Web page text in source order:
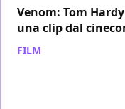
Venom: Tom
una clip dal
FILM